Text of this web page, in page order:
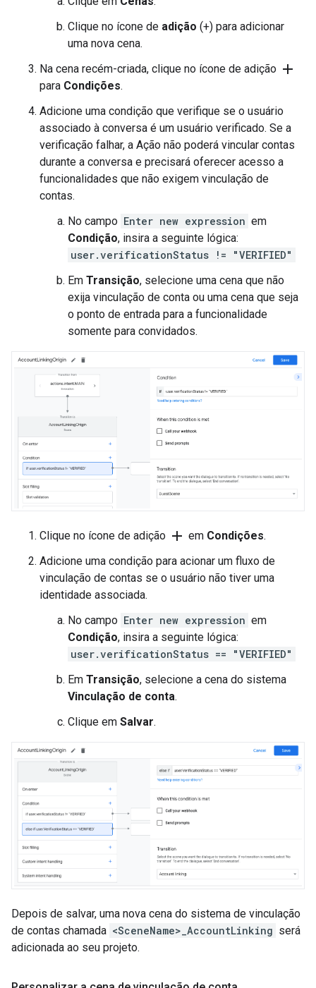
Clique no ícone de adição (+) para adicionar
uma nova cena.
Na cena recém-criada, clique no ícone de adição add
para Condições.
Adicione uma condição que verifique se o usuário
associado à conversa é um usuário verificado. Se a
verificação falhar, a Ação não poderá vincular contas
durante a conversa e precisará oferecer acesso a
funcionalidades que não exigem vinculação de
contas.
No campo Enter new expression em
Condição, insira a seguinte lógica:
user.verificationStatus != "VERIFIED"
Em Transição, selecione uma cena que não
exija vinculação de conta ou uma cena que seja
o ponto de entrada para a funcionalidade
somente para convidados.
Clique no ícone de adição add em Condições.
Adicione uma condição para acionar um fluxo de
vinculação de contas se o usuário não tiver uma
identidade associada.
No campo Enter new expression em
Condição, insira a seguinte lógica:
user.verificationStatus == "VERIFIED"
Em Transição, selecione a cena do sistema
Vinculação de conta.
Clique em Salvar.
Depois de salvar, uma nova cena do sistema de vinculação
de contas chamada <SceneName>_AccountLinking será
adicionada ao seu projeto.